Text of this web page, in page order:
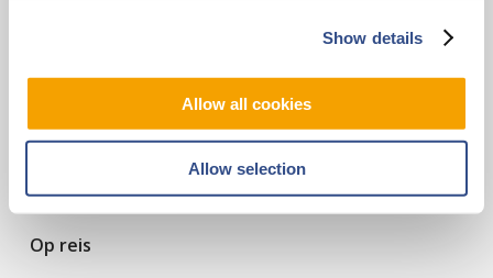
Show details
Allow all cookies
Allow selection
Vliegveldweg 90
6199 AD Maastricht Airport
+31-(0)43-358 9898
Op reis